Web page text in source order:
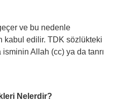
ve bu nedenle
kabul edilir. TDK sözlükteki
isminin Allah (cc) ya da tanrı
Nelerdir?